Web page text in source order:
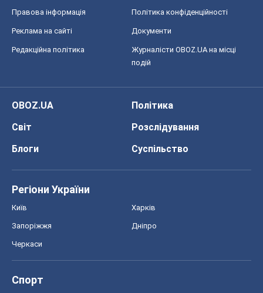
Правова інформація Політика конфіденційності
Реклама на сайті Документи
Редакційна політика
Журналісти OBOZ.UA на місці
подій
OBOZ.UA
Політика
Світ
Розслідування
Блоги
Суспільство
Регіони України
Київ Харків
Запоріжжя Дніпро
Черкаси
Спорт